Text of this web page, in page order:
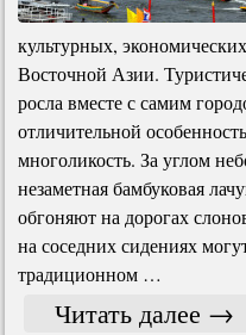
культурных,
Восточной Азии.
росла вместе с самим
отличительной
многоликость. За углом
незаметная бамбуковая
обгоняют на дорогах
на соседних сидениях
традиционном …
Читать далее →